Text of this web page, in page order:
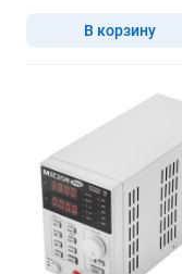
В корзину